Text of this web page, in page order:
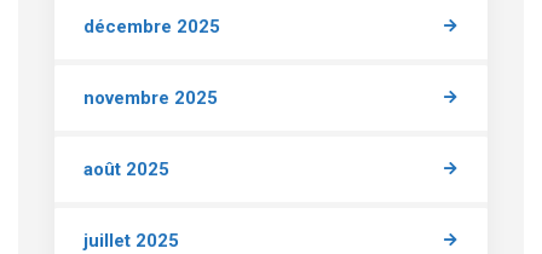
décembre 2025
novembre 2025
août 2025
juillet 2025